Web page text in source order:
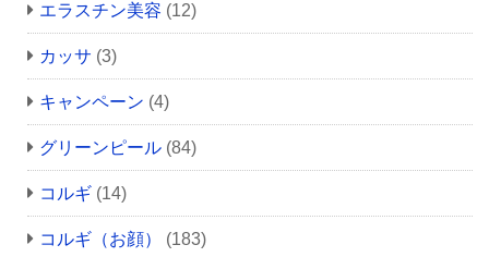
エラスチン美容 (12)
カッサ (3)
キャンペーン (4)
グリーンピール (84)
コルギ (14)
コルギ（お顔） (183)